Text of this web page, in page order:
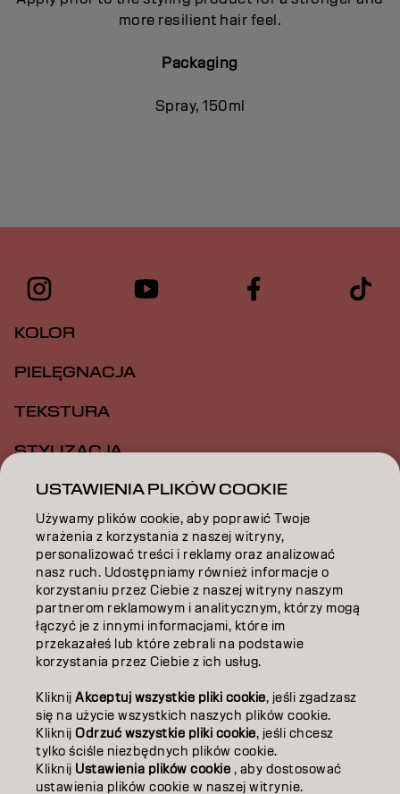
more resilient hair feel.
Packaging
Spray, 150ml
KOLOR
PIELĘGNACJA
TEKSTURA
STYLIZACJA
INSPIRACJA
EDUKACJA
O NAS
ZOSTAŃ PARTNEREM
SKONTAKTUJ SIĘ Z NAMI
KontaktPolityka prywatności
Polityka dotycząca plików cookieWarunki użytkowania
Dostępność
Zaangażowanie na rzecz zrównoważonego rozwoju
USTAWIENIA PLIKÓW COOKIE
Używamy plików cookie, aby poprawić Twoje
wrażenia z korzystania z naszej witryny,
personalizować treści i reklamy oraz analizować
nasz ruch. Udostępniamy również informacje o
korzystaniu przez Ciebie z naszej witryny naszym
partnerom reklamowym i analitycznym, którzy mogą
łączyć je z innymi informacjami, które im
przekazałeś lub które zebrali na podstawie
korzystania przez Ciebie z ich usług.
KliknijAkceptuj wszystkie pliki cookie, jeśli zgadzasz
się na użycie wszystkich naszych plików cookie.
KliknijOdrzuć wszystkie pliki cookie, jeśli chcesz
tylko ściśle niezbędnych plików cookie.
Kliknij Ustawienia plików cookie , aby dostosować
ustawienia plików cookie w naszej witrynie.